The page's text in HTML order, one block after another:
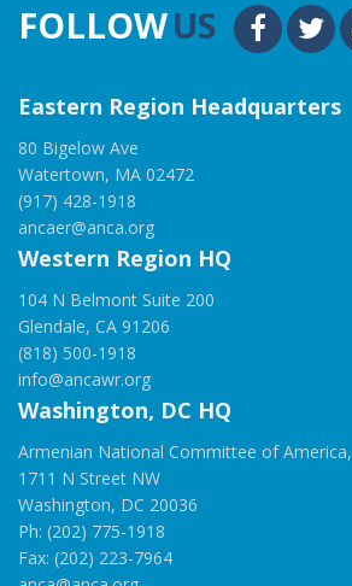
FOLLOWUS
Eastern Region Headquarters
80 Bigelow Ave
Watertown, MA 02472
(917) 428-1918
ancaer@anca.org
Western Region HQ
104 N Belmont Suite 200
Glendale, CA 91206
(818) 500-1918
info@ancawr.org
Washington, DC HQ
Armenian National Committee of America,
1711 N Street NW
Washington, DC 20036
Ph: (202) 775-1918
Fax: (202) 223-7964